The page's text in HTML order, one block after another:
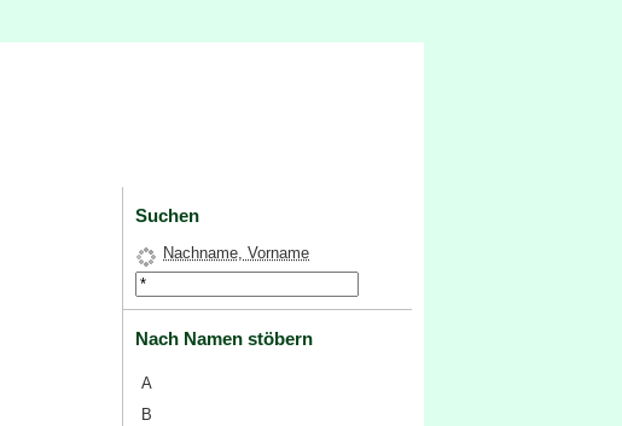
Suchen
Nachname, Vorname
Nach Namen stöbern
A
B